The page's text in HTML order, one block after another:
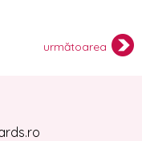
următoarea